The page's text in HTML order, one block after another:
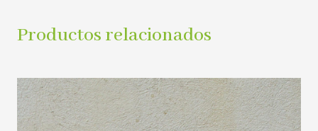
Productos relacionados